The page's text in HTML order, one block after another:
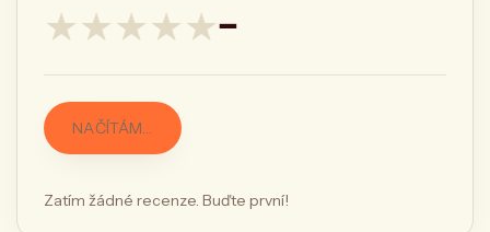
★★★★★—
NAČÍTÁM…
Zatím žádné recenze. Buďte první!